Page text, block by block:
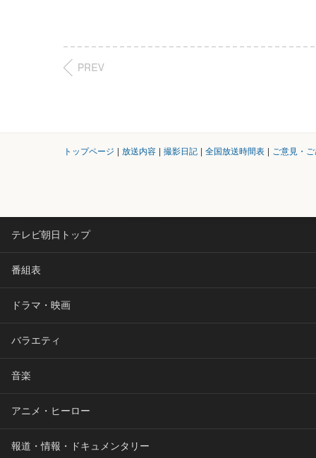
トップページ 放送内容 撮影日記 全国放送時間表 ご意見・
テレビ朝日トップ
番組表
ドラマ・映画
バラエティ
音楽
アニメ・ヒーロー
報道・情報・ドキュメンタリー